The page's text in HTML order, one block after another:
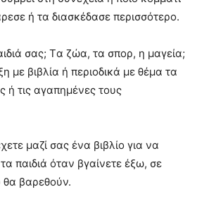
ή τα διασκέδασε περισσότερο.
σας; Tα ζώα, τα σπορ, η µαγεία;
µε βιβλία ή περιοδικά µε θέµα τα
ή τις αγαπηµένες τους
µαζί σας ένα βιβλίο για να
παιδιά όταν βγαίνετε έξω, σε
θα βαρεθούν.